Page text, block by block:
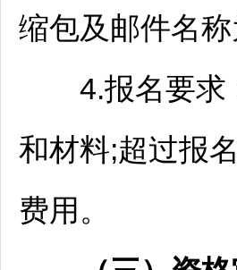
缩包及邮件名
4.报名要求：
和材料;超过报
费用。